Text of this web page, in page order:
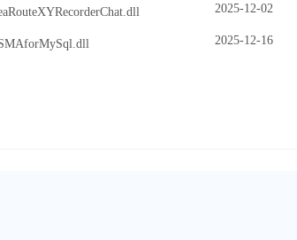
2025-12-02
2025-12-16